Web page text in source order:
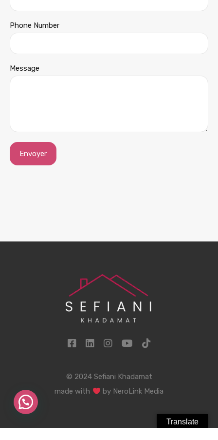
Phone Number
Message
© 2024 Sefiani Khadamat
made with
by NeroLink Media
Translate